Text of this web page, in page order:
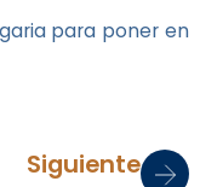
para poner en
Siguiente